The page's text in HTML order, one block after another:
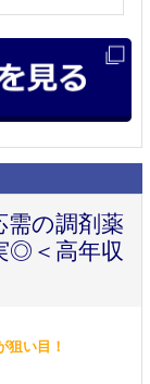
需の調剤薬
◎＜高年収
狙い目！